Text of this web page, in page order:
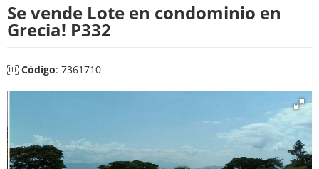
Se vende Lote en condominio en
Grecia! P332
Código: 7361710